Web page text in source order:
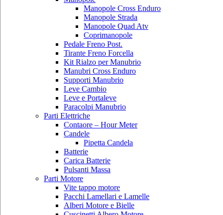
Manopole Cross Enduro
Manopole Strada
Manopole Quad Atv
Coprimanopole
Pedale Freno Post.
Tirante Freno Forcella
Kit Rialzo per Manubrio
Manubri Cross Enduro
Supporti Manubrio
Leve Cambio
Leve e Portaleve
Paracolpi Manubrio
Parti Elettriche
Contaore – Hour Meter
Candele
Pipetta Candela
Batterie
Carica Batterie
Pulsanti Massa
Parti Motore
Vite tappo motore
Pacchi Lamellari e Lamelle
Alberi Motore e Bielle